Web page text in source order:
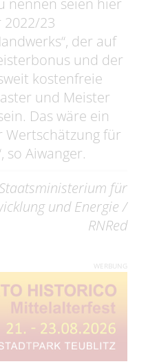
23
der auf
und der
kostenfreie
und Meister
Das wäre ein
Wertschätzung für
so Aiwanger.
für
und Energie /
RNRed
WERBUNG